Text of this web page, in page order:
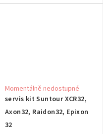
servis kit Suntour XCR32,
Axon32, Raidon32, Epixon
32
Momentálně nedostupné